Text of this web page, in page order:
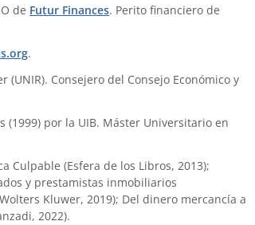
de Futur Finances. Perito financiero de
.
(UNIR). Consejero del Consejo Económico y
(1999) por la UIB. Máster Universitario en
Culpable (Esfera de los Libros, 2013);
y prestamistas inmobiliarios
Kluwer, 2019); Del dinero mercancía a
2022).